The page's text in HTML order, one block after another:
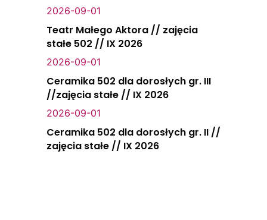
2026-09-01
Teatr Małego Aktora // zajęcia
stałe 502 // IX 2026
2026-09-01
Ceramika 502 dla dorosłych gr. III
//zajęcia stałe // IX 2026
2026-09-01
Ceramika 502 dla dorosłych gr. II //
zajęcia stałe // IX 2026